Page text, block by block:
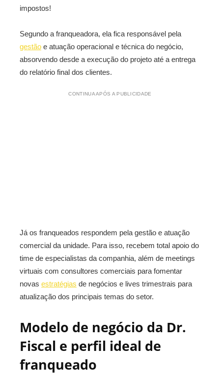
impostos!
Segundo a franqueadora, ela fica responsável pela
gestão e atuação operacional e técnica do negócio,
absorvendo desde a execução do projeto até a entrega
do relatório final dos clientes.
CONTINUA APÓS A PUBLICIDADE
Já os franqueados respondem pela gestão e atuação
comercial da unidade. Para isso, recebem total apoio do
time de especialistas da companhia, além de meetings
virtuais com consultores comerciais para fomentar
novas estratégias de negócios e lives trimestrais para
atualização dos principais temas do setor.
Modelo de negócio da Dr.
Fiscal e perfil ideal de
franqueado